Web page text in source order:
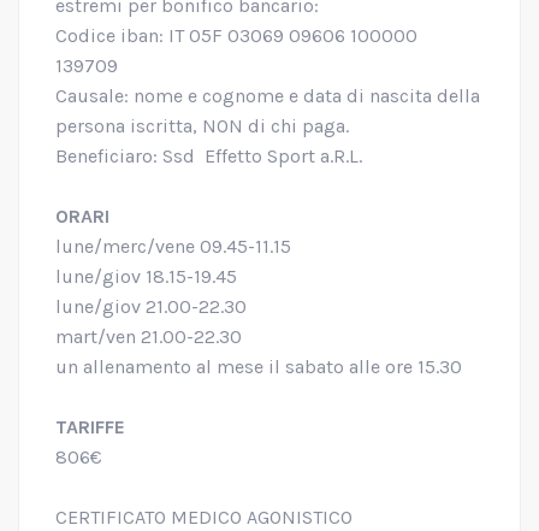
estremi per bonifico bancario:
Codice iban: IT 05F 03069 09606 100000
139709
Causale: nome e cognome e data di nascita della
persona iscritta, NON di chi paga.
Beneficiaro: Ssd Effetto Sport a.R.L.
ORARI
lune/merc/vene 09.45-11.15
lune/giov 18.15-19.45
lune/giov 21.00-22.30
mart/ven 21.00-22.30
un allenamento al mese il sabato alle ore 15.30
TARIFFE
806€
CERTIFICATO MEDICO AGONISTICO